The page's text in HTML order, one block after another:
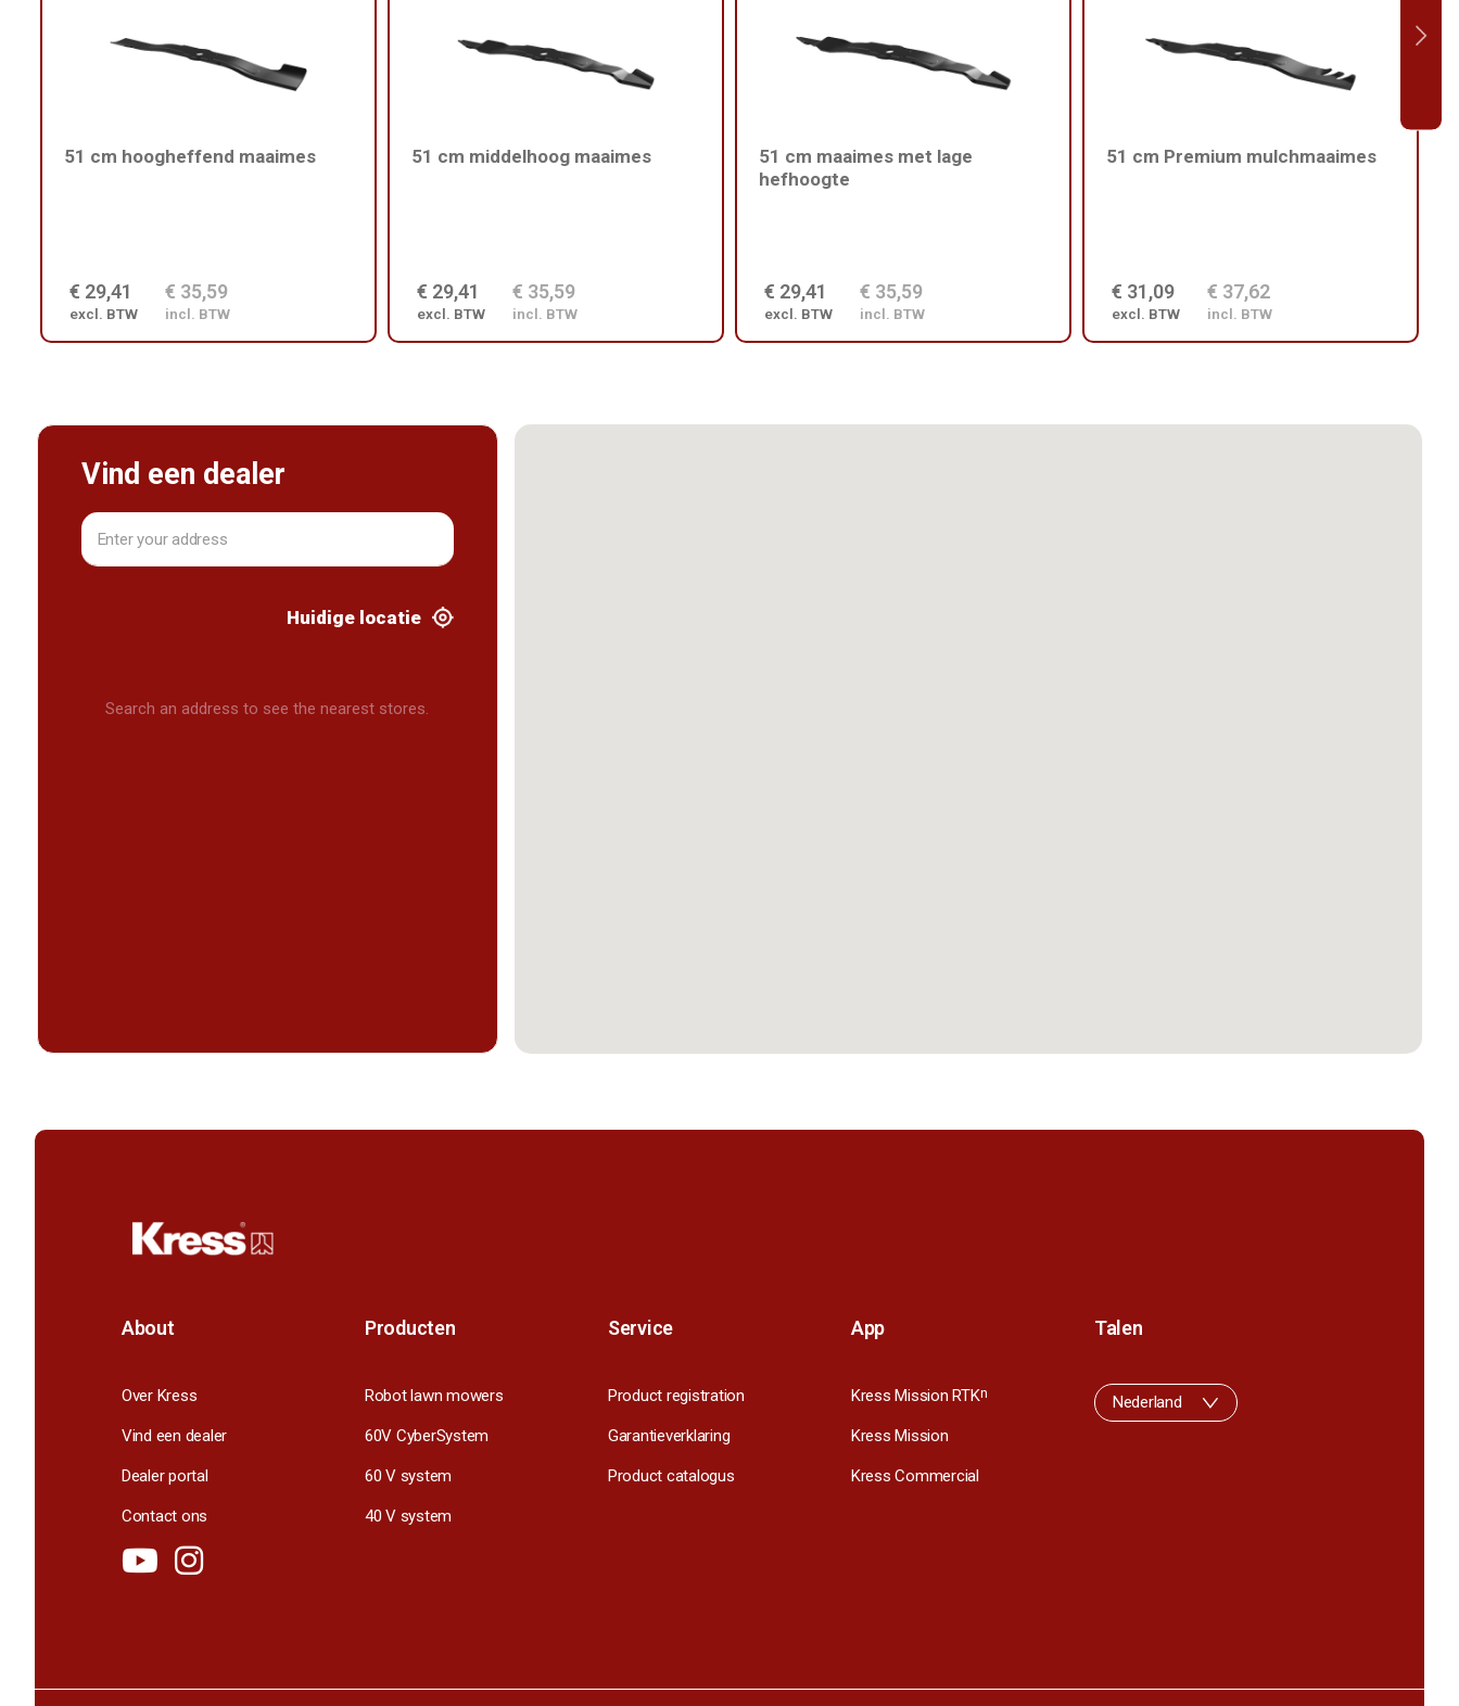
51 cm hoogheffend maaimes
€ 29,41
excl. BTW
€ 35,59
incl. BTW
51 cm middelhoog maaimes
€ 29,41
excl. BTW
€ 35,59
incl. BTW
51 cm maaimes met lage
hefhoogte
€ 29,41
excl. BTW
€ 35,59
incl. BTW
51 cm Premium mulchmaaimes
€ 31,09
excl. BTW
€ 37,62
incl. BTW
Vind een dealer
Huidige locatie
Search an address to see the nearest stores.
About
Over Kress
Vind een dealer
Dealer portal
Contact ons
Producten
Robot lawn mowers
60V CyberSystem
60 V system
40 V system
Service
Product registration
Garantieverklaring
Product catalogus
App
Kress Mission RTKn
Kress Mission
Kress Commercial
Talen
Nederland